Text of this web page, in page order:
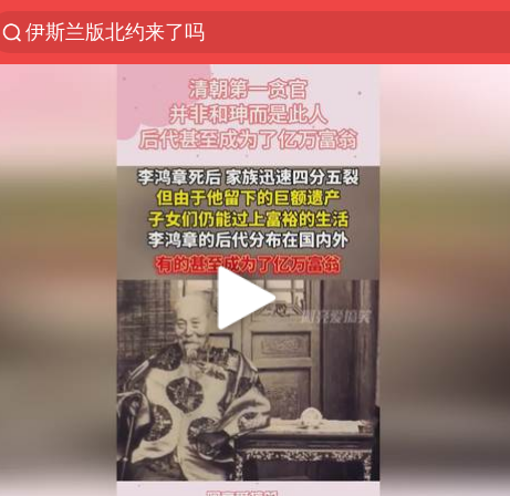
伊斯兰版北约来了吗
新疆阿克苏地震
香港宏福苑火灾或由烟头引起
中国父女泰国骑摩托车坠崖1死1伤
网约车司机充电时猝死保险拒赔
浙江台州《告全体市民书》
四川宜宾3.4级地震
周末打虎 宋致远被查
多所高校取消艺考
陕西柞水泥石流已致2死 仍有1人失联
上半年国内居民出游人次34.63亿